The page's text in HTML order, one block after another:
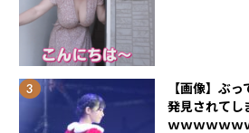
【画像】ぶ
発見されてし
ｗｗｗｗｗｗ